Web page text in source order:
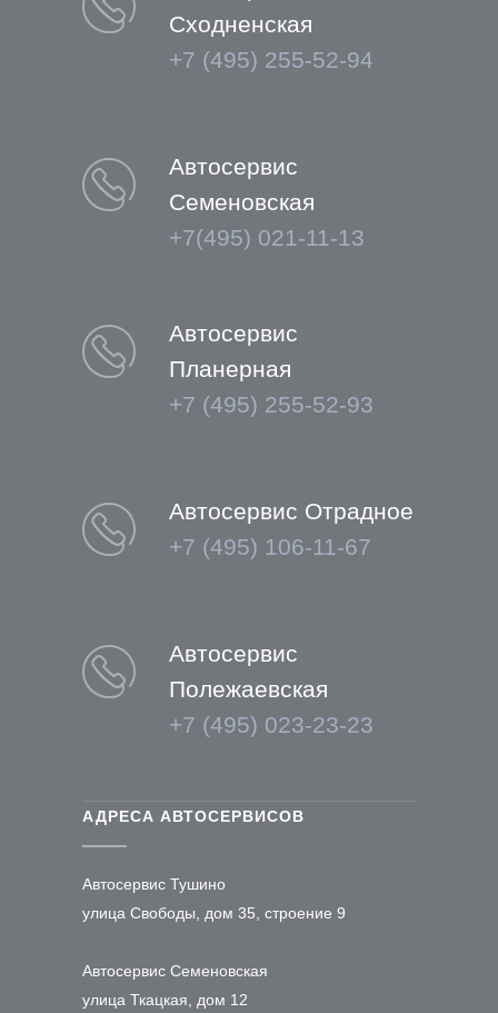
Сходненская
+7 (495) 255-52-94
Автосервис
Семеновская
+7(495) 021-11-13
Автосервис
Планерная
+7 (495) 255-52-93
Автосервис Отрадное
+7 (495) 106-11-67
Автосервис
Полежаевская
+7 (495) 023-23-23
АДРЕСА АВТОСЕРВИСОВ
Автосервис Тушино
улица Свободы, дом 35, строение 9
Автосервис Семеновская
улица Ткацкая, дом 12